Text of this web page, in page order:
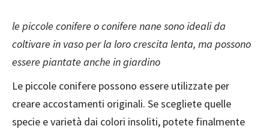
le piccole conifere o conifere nane sono ideali da
coltivare in vaso per la loro crescita lenta, ma possono
essere piantate anche in giardino
Le piccole conifere possono essere utilizzate per
creare accostamenti originali. Se scegliete quelle
specie e varietà dai colori insoliti, potete finalmente